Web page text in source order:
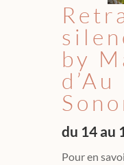
by
du 14 au
Pour en